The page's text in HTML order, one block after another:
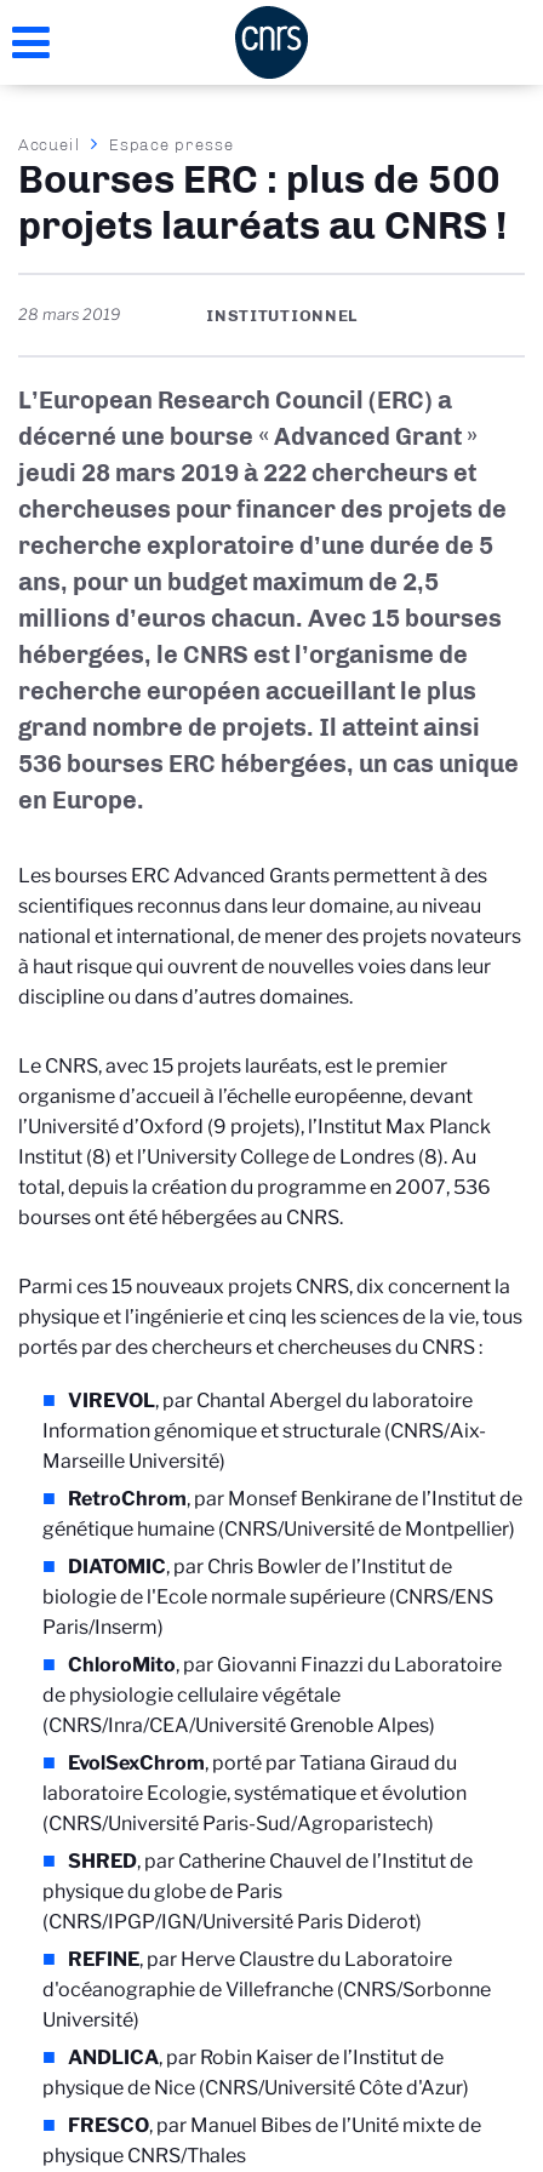
au
Fil
d'Ariane
Accueil Espace presse
Bourses ERC : plus de 500
projets lauréats au CNRS !
28 mars 2019 INSTITUTIONNEL
L’European Research Council (ERC) a
décerné une bourse « Advanced Grant »
jeudi 28 mars 2019 à 222 chercheurs et
chercheuses pour financer des projets de
recherche exploratoire d’une durée de 5
ans, pour un budget maximum de 2,5
millions d’euros chacun. Avec 15 bourses
hébergées, le CNRS est l’organisme de
recherche européen accueillant le plus
grand nombre de projets. Il atteint ainsi
536 bourses ERC hébergées, un cas unique
en Europe.
Les bourses ERC Advanced Grants permettent à des
scientifiques reconnus dans leur domaine, au niveau
national et international, de mener des projets novateurs
à haut risque qui ouvrent de nouvelles voies dans leur
discipline ou dans d’autres domaines.
Le CNRS, avec 15 projets lauréats, est le premier
organisme d’accueil à l’échelle européenne, devant
l’Université d’Oxford (9 projets), l’Institut Max Planck
Institut (8) et l’University College de Londres (8). Au
total, depuis la création du programme en 2007, 536
bourses ont été hébergées au CNRS.
Parmi ces 15 nouveaux projets CNRS, dix concernent la
physique et l’ingénierie et cinq les sciences de la vie, tous
portés par des chercheurs et chercheuses du CNRS :
VIREVOL, par Chantal Abergel du laboratoire
Information génomique et structurale (CNRS/Aix-
Marseille Université)
RetroChrom, par Monsef Benkirane de l’Institut de
génétique humaine (CNRS/Université de Montpellier)
DIATOMIC, par Chris Bowler de l’Institut de
biologie de l'Ecole normale supérieure (CNRS/ENS
Paris/Inserm)
ChloroMito, par Giovanni Finazzi du Laboratoire
de physiologie cellulaire végétale
(CNRS/Inra/CEA/Université Grenoble Alpes)
EvolSexChrom, porté par Tatiana Giraud du
laboratoire Ecologie, systématique et évolution
(CNRS/Université Paris-Sud/Agroparistech)
SHRED, par Catherine Chauvel de l’Institut de
physique du globe de Paris
(CNRS/IPGP/IGN/Université Paris Diderot)
REFINE, par Herve Claustre du Laboratoire
d'océanographie de Villefranche (CNRS/Sorbonne
Université)
ANDLICA, par Robin Kaiser de l’Institut de
physique de Nice (CNRS/Université Côte d'Azur)
FRESCO, par Manuel Bibes de l’Unité mixte de
physique CNRS/Thales